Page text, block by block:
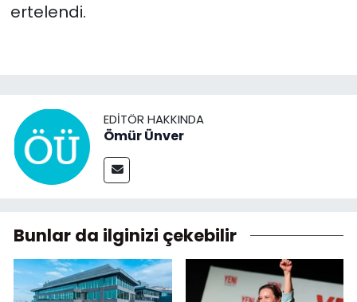
ertelendi.
EDITÖR HAKKINDA
Ömür Ünver
Bunlar da ilginizi çekebilir